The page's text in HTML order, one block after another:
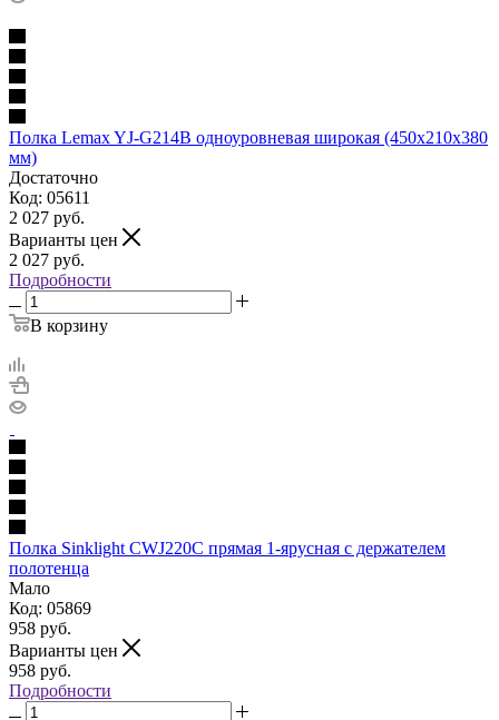
Полка Lemax YJ-G214B одноуровневая широкая (450x210x380
мм)
Достаточно
Код: 05611
2 027 руб.
Варианты цен
2 027 руб.
Подробности
В корзину
Полка Sinklight CWJ220C прямая 1-ярусная c держателем
полотенца
Мало
Код: 05869
958 руб.
Варианты цен
958 руб.
Подробности